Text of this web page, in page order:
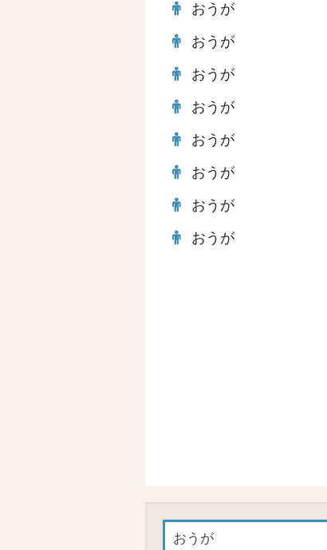
おうが
おうが
おうが
おうが
おうが
おうが
おうが
おうが